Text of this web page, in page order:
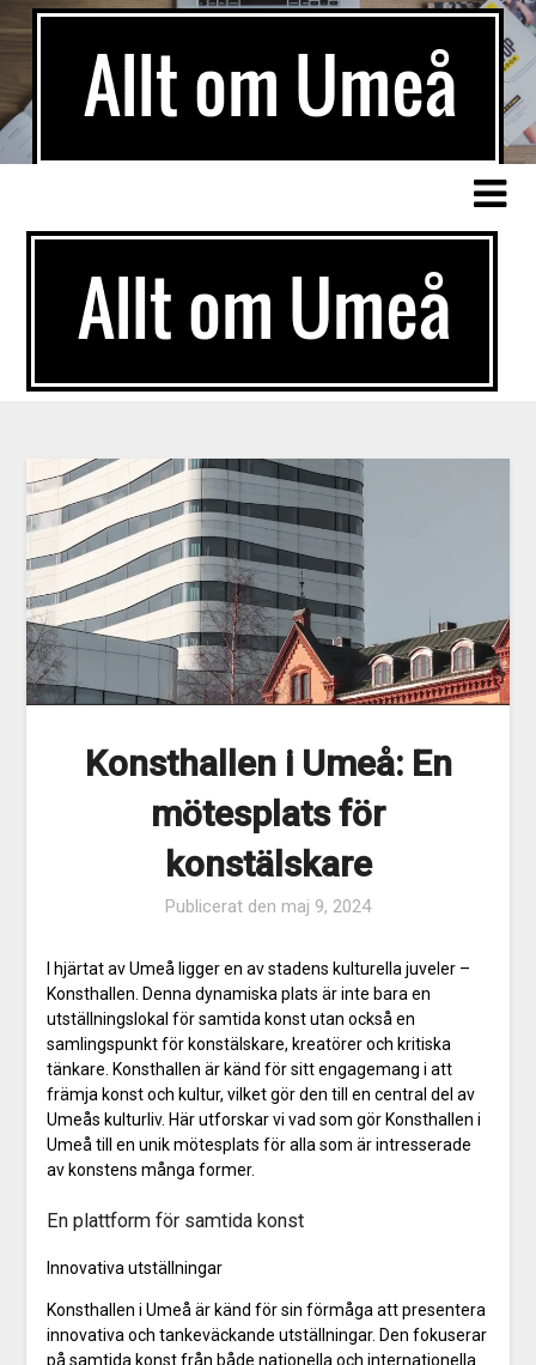
Konsthallen i Umeå: En
mötesplats för
konstälskare
Publicerat den maj 9, 2024
I hjärtat av Umeå ligger en av stadens kulturella juveler –
Konsthallen. Denna dynamiska plats är inte bara en
utställningslokal för samtida konst utan också en
samlingspunkt för konstälskare, kreatörer och kritiska
tänkare. Konsthallen är känd för sitt engagemang i att
främja konst och kultur, vilket gör den till en central del av
Umeås kulturliv. Här utforskar vi vad som gör Konsthallen i
Umeå till en unik mötesplats för alla som är intresserade
av konstens många former.
En plattform för samtida konst
Innovativa utställningar
Konsthallen i Umeå är känd för sin förmåga att presentera
innovativa och tankeväckande utställningar. Den fokuserar
på samtida konst från både nationella och internationella